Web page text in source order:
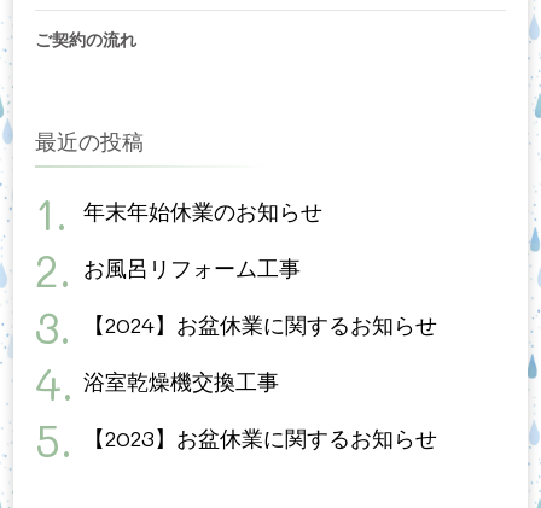
ご契約の流れ
最近の投稿
年末年始休業のお知らせ
お風呂リフォーム工事
【2024】お盆休業に関するお知らせ
浴室乾燥機交換工事
【2023】お盆休業に関するお知らせ